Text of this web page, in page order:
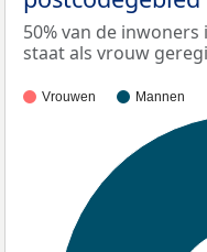
50% van de
staat als vrouw
Vrouwen Mannen